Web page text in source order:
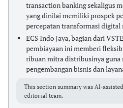
transaction banking sekaligus
yang dinilai memiliki prospek
percepatan transformasi digital
ECS Indo Jaya, bagian dari
pembiayaan ini memberi
ribuan mitra distribusinya guna
pengembangan bisnis dan
This section summary was AI-
editorial team.